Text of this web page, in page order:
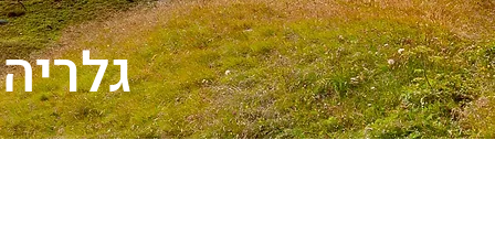
גלריה 1 - עולם - האיים